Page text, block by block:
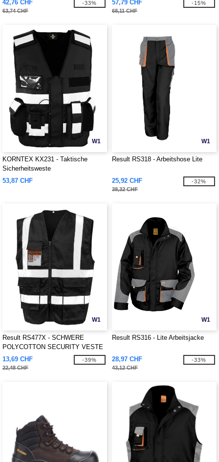
42,76 CHF
63,74 CHF
-33% 57,79 CHF
68,11 CHF
-15%
W1
KORNTEX KX231 - Taktische
Sicherheitsweste
53,87 CHF
W1
Result RS318 - Arbeitshose Lite
25,92 CHF
38,32 CHF
-32%
W1
Result RS477X - SCHWERE
POLYCOTTON SECURITY VESTE
13,69 CHF
22,48 CHF
-39%
W1
Result RS316 - Lite Arbeitsjacke
28,97 CHF
43,12 CHF
-33%